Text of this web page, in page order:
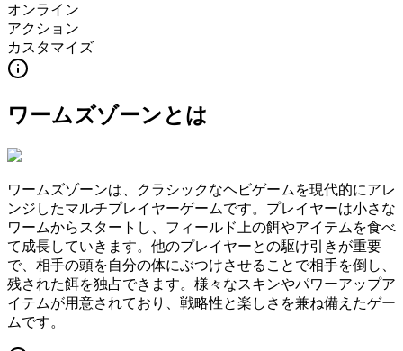
オンライン
アクション
カスタマイズ
ワームズゾーン とは
ワームズゾーンは、クラシックなヘビゲームを現代的にアレ
ンジしたマルチプレイヤーゲームです。プレイヤーは小さな
ワームからスタートし、フィールド上の餌やアイテムを食べ
て成長していきます。他のプレイヤーとの駆け引きが重要
で、相手の頭を自分の体にぶつけさせることで相手を倒し、
残された餌を独占できます。様々なスキンやパワーアップア
イテムが用意されており、戦略性と楽しさを兼ね備えたゲー
ムです。